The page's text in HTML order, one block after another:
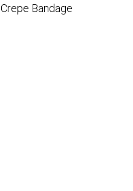
Crepe Bandage